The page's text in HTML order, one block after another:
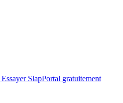
Essayer SlapPortal gratuitement